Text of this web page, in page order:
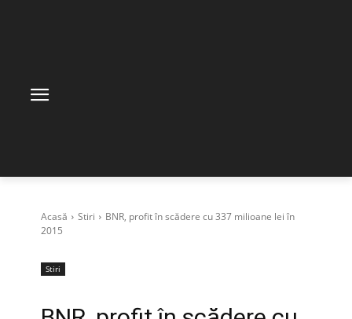
Acasă Stiri
BNR, profit în scădere cu 337 milioane lei în
2015
Stiri